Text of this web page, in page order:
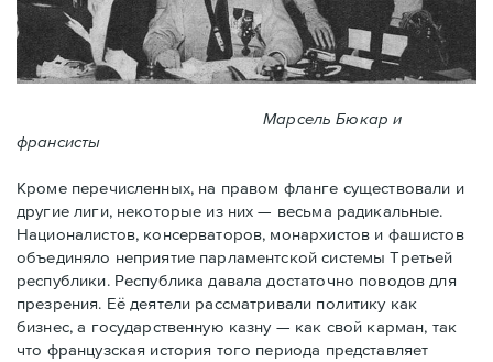
Марсель Бюкар и
франсисты
Кроме перечисленных, на правом фланге существовали и
другие лиги, некоторые из них — весьма радикальные.
Националистов, консерваторов, монархистов и фашистов
объединяло неприятие парламентской системы Третьей
республики. Республика давала достаточно поводов для
презрения. Её деятели рассматривали политику как
бизнес, а государственную казну — как свой карман, так
что французская история того периода представляет